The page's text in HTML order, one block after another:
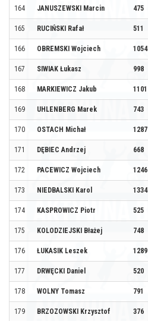
164 JANUSZEWSKI Marcin 475
165 RUCIŃSKI Rafał 511
166 OBREMSKI Wojciech 1054
167 SIWIAK Łukasz 998
168 MARKIEWICZ Jakub 1101
169 UHLENBERG Marek 743
170 OSTACH Michał 1287
171 DĘBIEC Andrzej 668
172 PACEWICZ Wojciech 1246
173 NIEDBALSKI Karol 1334
174 KASPROWICZ Piotr 525
175 KOLODZIEJSKI Błażej 748
176 ŁUKASIK Leszek 1289
177 DRWĘCKI Daniel 520
178 WOLNY Tomasz 791
179 BRZOZOWSKI Krzysztof 376